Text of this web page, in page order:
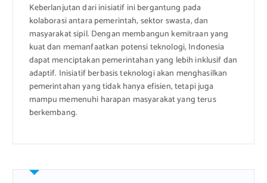
Keberlanjutan dari inisiatif ini bergantung pada
kolaborasi antara pemerintah, sektor swasta, dan
masyarakat sipil. Dengan membangun kemitraan yang
kuat dan memanfaatkan potensi teknologi, Indonesia
dapat menciptakan pemerintahan yang lebih inklusif dan
adaptif. Inisiatif berbasis teknologi akan menghasilkan
pemerintahan yang tidak hanya efisien, tetapi juga
mampu memenuhi harapan masyarakat yang terus
berkembang.